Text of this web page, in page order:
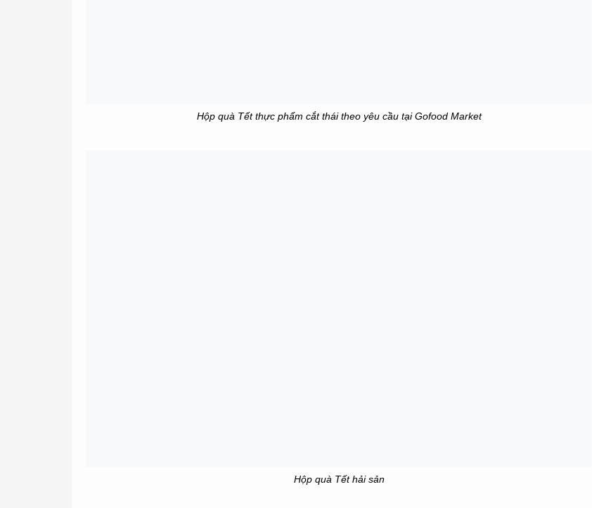
Hộp quà Tết thực phẩm cắt thái theo yêu cầu tại Gofood Market
Hộp quà Tết hải sản